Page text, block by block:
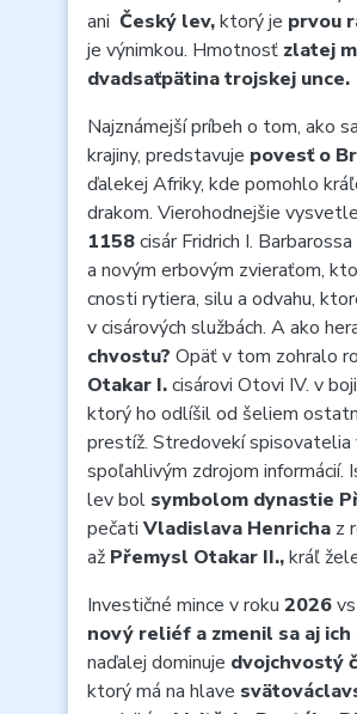
ani Český lev,ktorý je prvou
je výnimkou. Hmotnosť zlatej
dvadsaťpätina trojskej unce.
Najznámejší príbeh o tom, ako
krajiny, predstavuje povesť o
ďalekej Afriky, kde pomohlo
drakom. Vierohodnejšie
1158cisár Fridrich I.
a novým erbovým zvieraťom,
cnosti rytiera, silu a odvahu,
v cisárových službách. A ako
chvostu? Opäť v tom zohralo
Otakar I.cisárovi Otovi IV. v
ktorý ho odlíšil od šeliem
prestíž. Stredovekí spisovatelia
spoľahlivým zdrojom
lev bol symbolom dynastie
pečati Vladislava Henricha z
až Přemysl Otakar II.,kráľ
Investičné mince v roku 2026
nový reliéf a zmenil sa aj ich
naďalej dominuje dvojchvostý
ktorý má na hlave